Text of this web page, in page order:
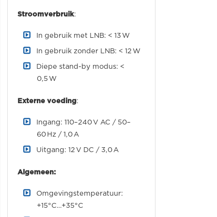
Stroomverbruik:
In gebruik met LNB: < 13 W
In gebruik zonder LNB: < 12 W
Diepe stand-by modus: <
0,5 W
Externe voeding:
Ingang: 110–240 V AC / 50–
60 Hz / 1,0 A
Uitgang: 12 V DC / 3,0 A
Algemeen:
Omgevingstemperatuur:
+15°C…+35°C